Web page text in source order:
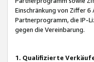
Einschränkung von Ziffer
Partnerprogramm, die IP-
gegen die Vereinbarung.
1. Qualifizierte